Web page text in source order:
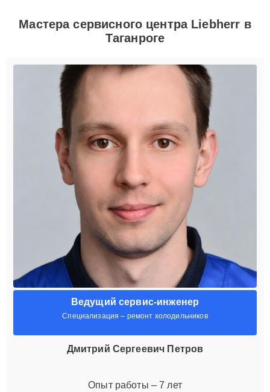
Мастера сервисного центра Liebherr в
Таганроге
Ведущий сервис-инженер
Специализация – ремонт холодильников
Дмитрий Сергеевич Петров
Опыт работы – 7 лет